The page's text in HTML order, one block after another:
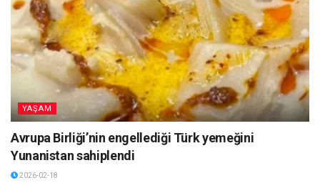
YAŞAM
Avrupa Birliği’nin engellediği Türk yemeğini
Yunanistan sahiplendi
2026-02-18